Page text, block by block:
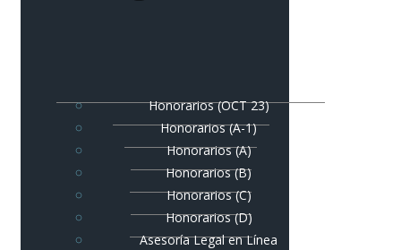
Honorarios (OCT 23)
Honorarios (A-1)
Honorarios (A)
Honorarios (B)
Honorarios (C)
Honorarios (D)
Asesoría Legal en Línea